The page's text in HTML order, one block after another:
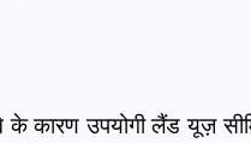
के कारण उपयोगी लैंड यूज़